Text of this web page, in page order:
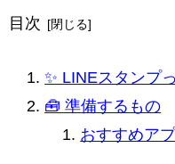
目次
✨ LINEスタンプ
🧰 準備するもの
おすすめア